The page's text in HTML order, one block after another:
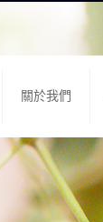
關於我們